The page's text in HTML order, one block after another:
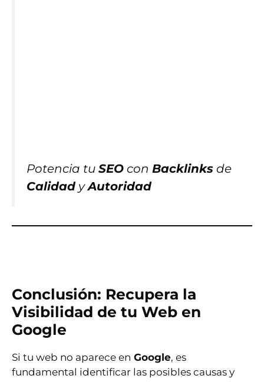
Potencia tu SEO con Backlinks de
CalidadyAutoridad
Conclusión: Recupera la
Visibilidad de tu Web en
Google
Si tu web no aparece en Google, es
fundamental identificar las posibles causas y